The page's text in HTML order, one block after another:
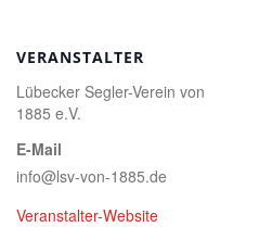
VERANSTALTER
Lübecker Segler-Verein von
1885 e.V.
E-Mail
info@lsv-von-1885.de
Veranstalter-Website